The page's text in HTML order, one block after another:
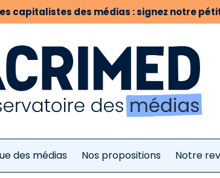
capitalistes des médias : signez notre
des médias Nos propositions Notre